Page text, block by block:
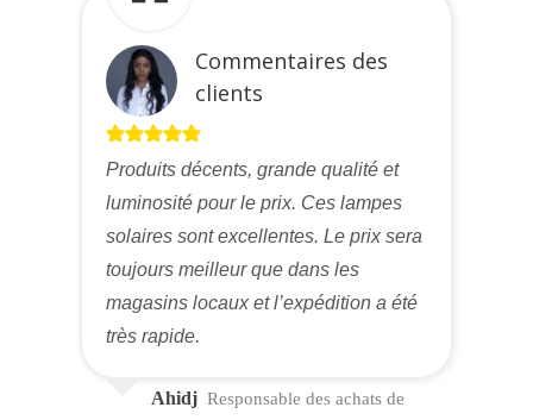
Commentaires des
clients
Produits décents, grande qualité et
luminosité pour le prix. Ces lampes
solaires sont excellentes. Le prix sera
toujours meilleur que dans les
magasins locaux et l’expédition a été
très rapide.
Ahidj Responsable des achats de